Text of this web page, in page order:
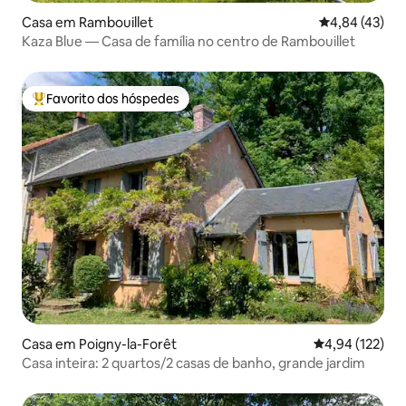
Casa em Rambouillet Classificação
4,84 (43)
Kaza Blue — Casa de família no centro de Rambouillet
Favoritos dos hóspedes mais apreciados
Favorito dos hóspedes
Casa em Poigny-la-Forêt Classificação
4,94 (122)
Casa inteira: 2 quartos/2 casas de banho, grande jardim